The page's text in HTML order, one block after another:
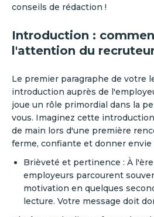
conseils de rédaction !
Introduction :
l'attention du
‍Le premier paragraphe de votre
introduction auprès de
joue un rôle primordial dans la
vous. Imaginez cette
de main lors d'une première
ferme, confiante et donner envie
Brièveté et pertinence : À
employeurs parcourent
motivation en quelques
lecture. Votre message doit